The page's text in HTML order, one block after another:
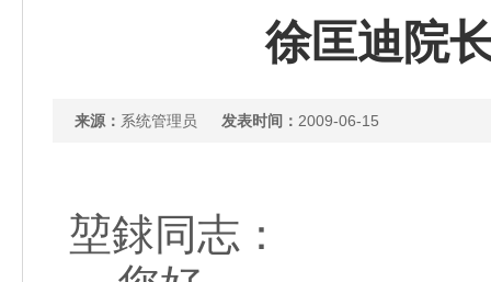
徐匡迪院
来源： 系统管理员 发表时间： 2009-06-15
堃銶同志：